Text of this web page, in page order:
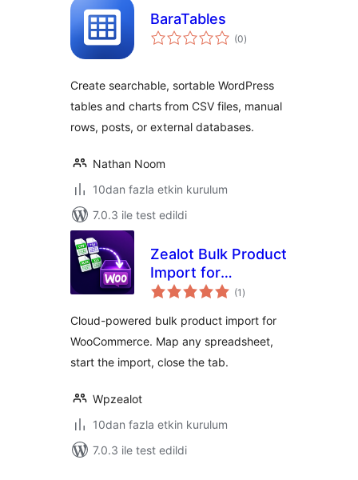
BaraTables
(0toplam
puan
)
Create searchable, sortable WordPress
tables and charts from CSV files, manual
rows, posts, or external databases.
Nathan Noom
10dan fazla etkin kurulum
7.0.3 ile test edildi
Zealot Bulk Product
Import for
WooCommerce
(1 toplam
puan
)
Cloud-powered bulk product import for
WooCommerce. Map any spreadsheet,
start the import, close the tab.
Wpzealot
10dan fazla etkin kurulum
7.0.3 ile test edildi